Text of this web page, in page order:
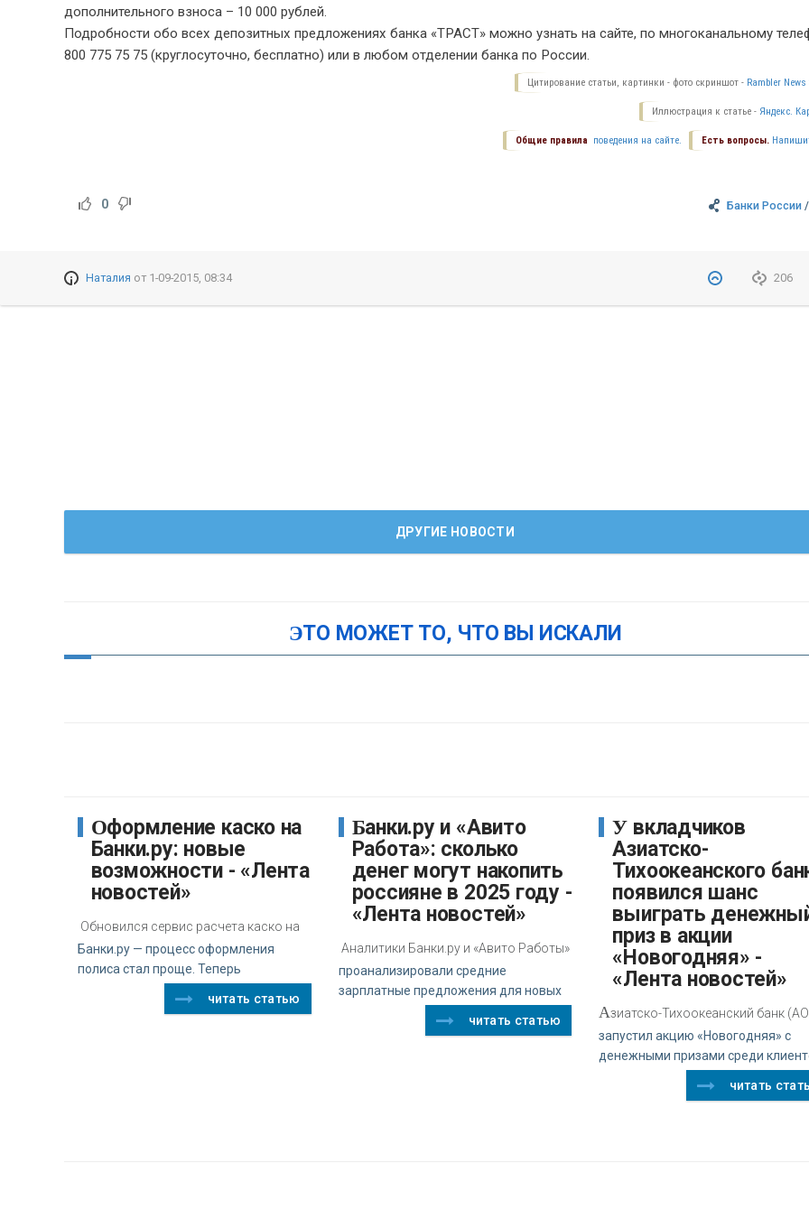
дополнительного взноса – 10 000 рублей.
Подробности обо всех депозитных предложениях банка «ТРАСТ» можно узнать на сайте, по многоканальному
800 775 75 75 (круглосуточно, бесплатно) или в любом отделении банка по России.
Цитирование статьи, картинки - фото скриншот - Rambler News
Иллюстрация к статье - Яндекс.
Есть вопросы.
Общие правила поведения на сайте.
Банки России
0
206
Наталия от 1-09-2015, 08:34
ДРУГИЕ НОВОСТИ
ЭТО МОЖЕТ ТО, ЧТО ВЫ ИСКАЛИ
Оформление каско на
Банки.ру: новые
возможности - «Лента
новостей»
Обновился сервис расчета каско на
Банки.ру — процесс оформления
полиса стал проще. Теперь
читать статью
Банки.ру и «Авито
Работа»: сколько
денег могут накопить
россияне в 2025 году -
«Лента новостей»
Аналитики Банки.ру и «Авито Работы»
проанализировали средние
зарплатные предложения для новых
читать статью
У вкладчиков
Азиатско-
Тихоокеанского
появился шанс
выиграть
приз в акции
«Новогодняя» -
«Лента новостей»
Азиатско-Тихоокеанский банк
запустил акцию «Новогодняя» с
денежными призами среди
читать